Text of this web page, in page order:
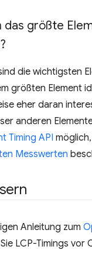
das größte
die wichtigsten
größten Element
eher daran
anderen
Timing API
Messwerten
Anleitung zum
LCP-Timings vor